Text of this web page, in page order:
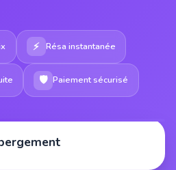
⚡ Résa instantanée
🛡 Paiement sécurisé